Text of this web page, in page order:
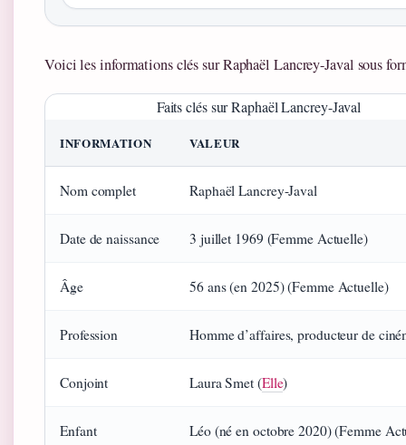
Voici les informations clés sur Raphaël Lancrey-Javal sous
Faits clés sur Raphaël Lancrey-Javal
INFORMATION VALEUR
Nom complet Raphaël Lancrey-Javal
Date de naissance 3 juillet 1969 (Femme Actuelle)
Âge 56 ans (en 2025) (Femme Actuelle)
Profession Homme d’affaires, producteur de
Conjoint Laura Smet (Elle)
Enfant Léo (né en octobre 2020) (Femme